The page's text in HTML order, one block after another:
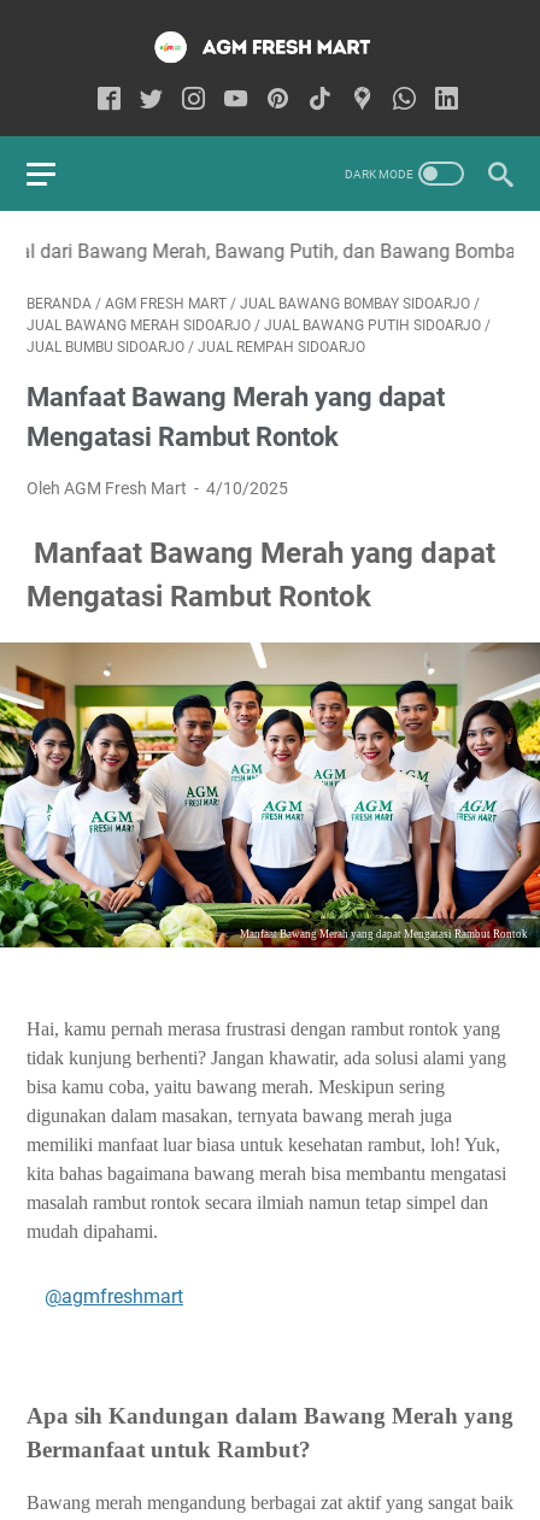
Merah, Bawang Putih, dan Bawang Bombay di Sidoarjo
BERANDA / AGM FRESH MART / JUAL BAWANG BOMBAY SIDOARJO /
JUAL BAWANG MERAH SIDOARJO / JUAL BAWANG PUTIH SIDOARJO /
JUAL BUMBU SIDOARJO / JUAL REMPAH SIDOARJO
Manfaat Bawang Merah yang dapat
Mengatasi Rambut Rontok
Oleh AGM Fresh Mart 4/10/2025
Manfaat Bawang Merah yang dapat
Mengatasi Rambut Rontok
Manfaat Bawang Merah yang dapat Mengatasi Rambut Rontok
Hai, kamu pernah merasa frustrasi dengan rambut rontok yang
tidak kunjung berhenti? Jangan khawatir, ada solusi alami yang
bisa kamu coba, yaitu bawang merah. Meskipun sering
digunakan dalam masakan, ternyata bawang merah juga
memiliki manfaat luar biasa untuk kesehatan rambut, loh! Yuk,
kita bahas bagaimana bawang merah bisa membantu mengatasi
masalah rambut rontok secara ilmiah namun tetap simpel dan
mudah dipahami.
@agmfreshmart
Apa sih Kandungan dalam Bawang Merah yang
Bermanfaat untuk Rambut?
Bawang merah mengandung berbagai zat aktif yang sangat baik